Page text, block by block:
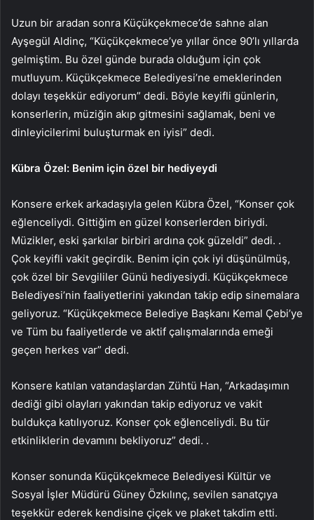
Uzun bir aradan sonra Küçükçekmece’de sahne alan
Ayşegül Aldinç, “Küçükçekmece’ye yıllar önce 90’lı yıllarda
gelmiştim. Bu özel günde burada olduğum için çok
mutluyum. Küçükçekmece Belediyesi’ne emeklerinden
dolayı teşekkür ediyorum” dedi. Böyle keyifli günlerin,
konserlerin, müziğin akıp gitmesini sağlamak, beni ve
dinleyicilerimi buluşturmak en iyisi” dedi.
Kübra Özel: Benim için özel bir hediyeydi
Konsere erkek arkadaşıyla gelen Kübra Özel, “Konser çok
eğlenceliydi. Gittiğim en güzel konserlerden biriydi.
Müzikler, eski şarkılar birbiri ardına çok güzeldi” dedi. .
Çok keyifli vakit geçirdik. Benim için çok iyi düşünülmüş,
çok özel bir Sevgililer Günü hediyesiydi. Küçükçekmece
Belediyesi’nin faaliyetlerini yakından takip edip sinemalara
geliyoruz. “Küçükçekmece Belediye Başkanı Kemal Çebi’ye
ve Tüm bu faaliyetlerde ve aktif çalışmalarında emeği
geçen herkes var” dedi.
Konsere katılan vatandaşlardan Zühtü Han, “Arkadaşımın
dediği gibi olayları yakından takip ediyoruz ve vakit
buldukça katılıyoruz. Konser çok eğlenceliydi. Bu tür
etkinliklerin devamını bekliyoruz” dedi. .
Konser sonunda Küçükçekmece Belediyesi Kültür ve
Sosyal İşler Müdürü Güney Özkılınç, sevilen sanatçıya
teşekkür ederek kendisine çiçek ve plaket takdim etti.